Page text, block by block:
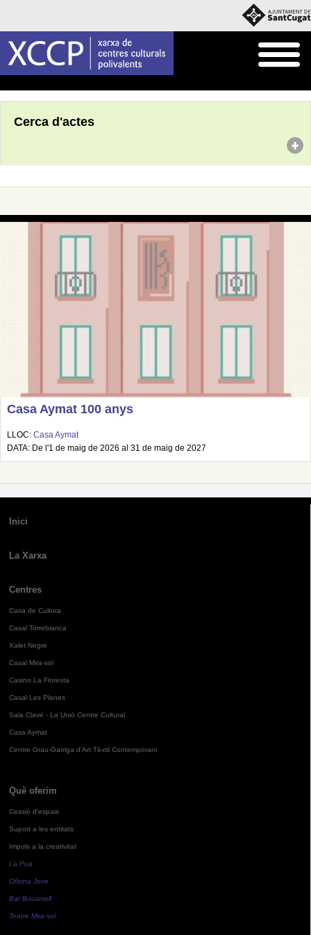
Cerca d'actes
Casa Aymat 100 anys
LLOC: Casa Aymat
DATA: De l'1 de maig de 2026 al 31 de maig de 2027
Inici
La Xarxa
Centres
Casa de Cultura
Casal Torreblanca
Xalet Negre
Casal Mira-sol
Casino La Floresta
Casal Les Planes
Sala Clavé - La Unió Centre Cultural
Casa Aymat
Centre Grau-Garriga d'Art Tèxtil Contemporani
Què oferim
Cessió d'espais
Suport a les entitats
Impuls a la creativitat
La Pua
Oficina Jove
Bar Bocamoll
Teatre Mira-sol